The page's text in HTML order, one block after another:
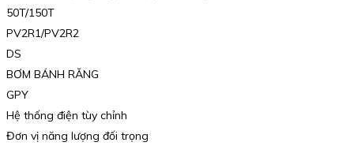
50T/150T
PV2R1/PV2R2
DS
BƠM BÁNH RĂNG
GPY
Hệ thống điện tùy chỉnh
Đơn vị năng lượng đối trọng